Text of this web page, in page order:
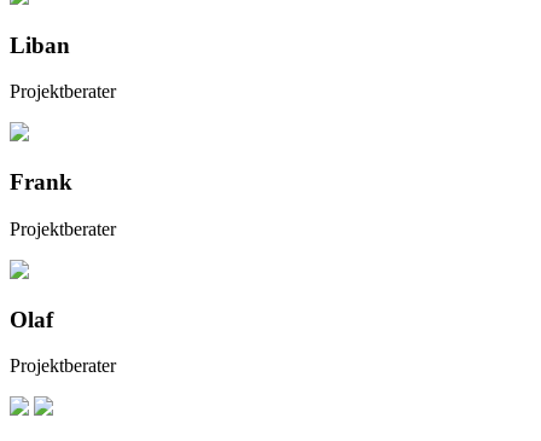
Liban
Projektberater
Frank
Projektberater
Olaf
Projektberater